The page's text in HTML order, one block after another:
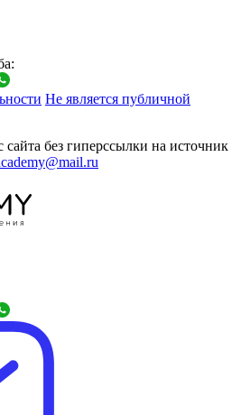
Не является публичной
без гиперссылки на источник